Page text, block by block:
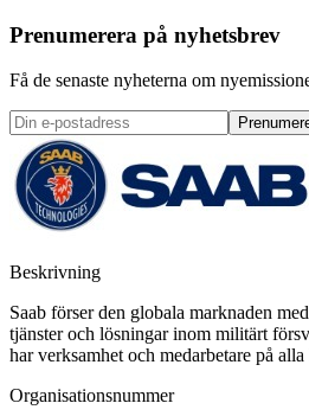
Prenumerera på nyhetsbrev
Få de senaste nyheterna om
Beskrivning
Saab förser den globala marknaden
tjänster och lösningar inom militärt
har verksamhet och medarbetare på
Organisationsnummer